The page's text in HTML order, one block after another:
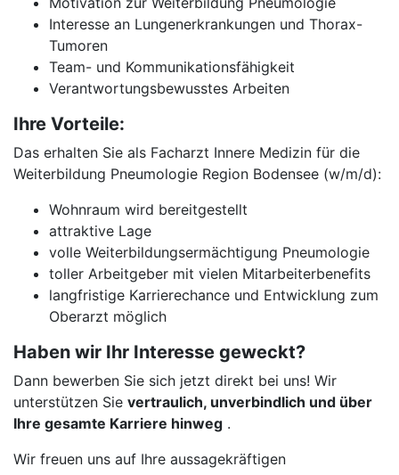
Interesse an Lungenerkrankungen und Thorax-
Tumoren
Team- und Kommunikationsfähigkeit
Verantwortungsbewusstes Arbeiten
Ihre Vorteile:
Das erhalten Sie als Facharzt Innere Medizin für die
Weiterbildung Pneumologie Region Bodensee (w/m/d):
Wohnraum wird bereitgestellt
attraktive Lage
volle Weiterbildungsermächtigung Pneumologie
toller Arbeitgeber mit vielen Mitarbeiterbenefits
langfristige Karrierechance und Entwicklung zum
Oberarzt möglich
Haben wir Ihr Interesse geweckt?
Dann bewerben Sie sich jetzt direkt bei uns! Wir
unterstützen Sie vertraulich, unverbindlich und über
Ihre gesamte Karriere hinweg .
Wir freuen uns auf Ihre aussagekräftigen